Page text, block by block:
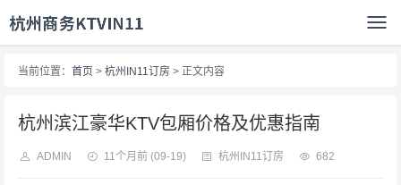
当前位置： 首页 > 杭州IN11订房 > 正文内容
杭州滨江豪华KTV包厢价格及优惠指南
ADMIN 11个月前 (09-19) 杭州IN11订房 682